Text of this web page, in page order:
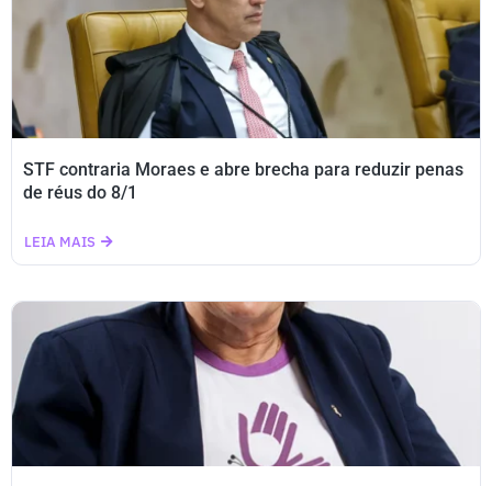
STF contraria Moraes e abre brecha para reduzir penas
de réus do 8/1
LEIA MAIS